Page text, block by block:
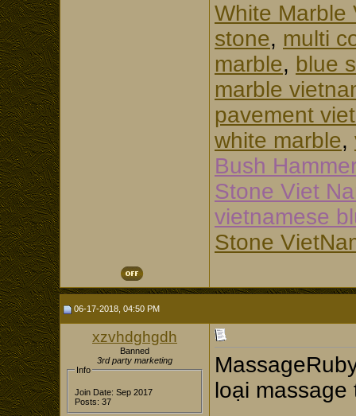
White Marble
stone, multi
marble, blue
marble
pavement
white marble,
Bush
Stone Viet
vietnamese
Stone
06-17-2018, 04:50 PM
xzvhdghgdh
Banned
3rd party marketing
Info
Join Date: Sep 2017
Posts: 37
loại massage